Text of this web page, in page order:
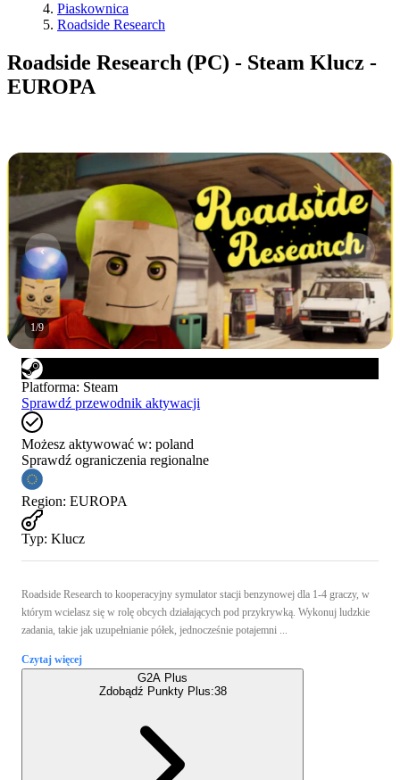
Piaskownica
Roadside Research
Roadside Research (PC) - Steam Klucz -
EUROPA
1/9
Platforma: Steam
Sprawdź przewodnik aktywacji
Możesz aktywować w: poland
Sprawdź ograniczenia regionalne
Region: EUROPA
Typ: Klucz
Roadside Research to kooperacyjny symulator stacji benzynowej dla 1-4 graczy, w
którym wcielasz się w rolę obcych działających pod przykrywką. Wykonuj ludzkie
zadania, takie jak uzupełnianie półek, jednocześnie potajemni ...
Czytaj więcej
G2A Plus
Zdobądź Punkty Plus:38